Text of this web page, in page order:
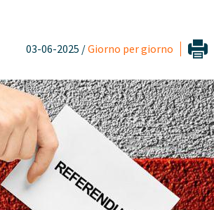
03-06-2025 /Giorno per giorno